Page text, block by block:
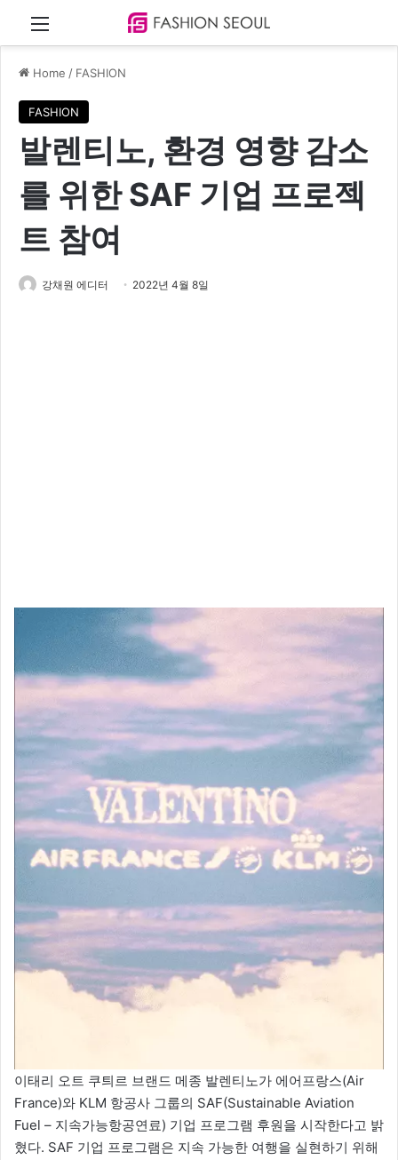
Menu
Home / FASHION
FASHION
발렌티노, 환경 영향 감소
를 위한 SAF 기업 프로젝
트 참여
강채원 에디터 2022년 4월 8일
이태리 오트 쿠틔르 브랜드 메종 발렌티노가 에어프랑스(Air
France)와 KLM 항공사 그룹의 SAF(Sustainable Aviation
Fuel – 지속가능항공연료) 기업 프로그램 후원을 시작한다고 밝
혔다. SAF 기업 프로그램은 지속 가능한 여행을 실현하기 위해